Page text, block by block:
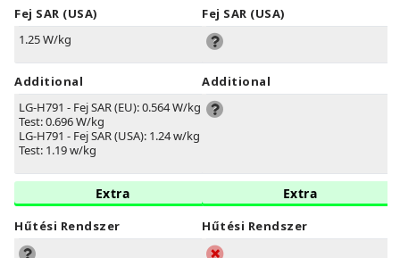
Fej SAR (USA)
1.25 W/kg
Additional
LG-H791 - Fej SAR (EU): 0.564 W/kg -
Test: 0.696 W/kg
LG-H791 - Fej SAR (USA): 1.24 w/kg -
Test: 1.19 w/kg
Extra
Hűtési Rendszer
Fej SAR (USA)
Additional
Extra
Hűtési Rendszer